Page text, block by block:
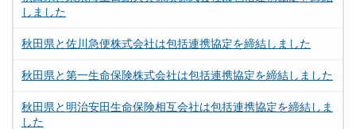
しました
秋田県と佐川急便株式会社は包括連携協定を締結しました
秋田県と第一生命保険株式会社は包括連携協定を締結しました
秋田県と明治安田生命保険相互会社は包括連携協定を締結しま
した